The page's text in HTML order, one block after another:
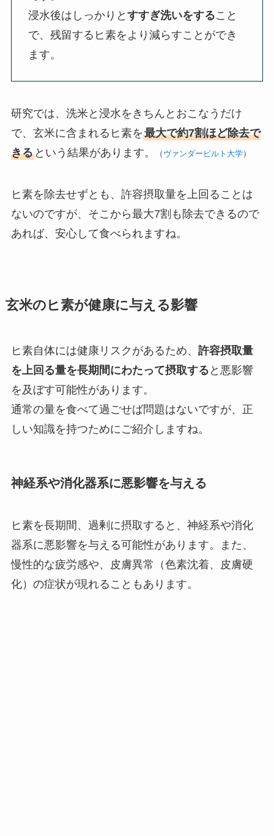
浸水後はしっかりと すすぎ洗いをすること
で、残留するヒ素をより減らすことができ
ます。
研究では、洗米と浸水をきちんとおこなうだけ
で、玄米に含まれるヒ素を最大で約7割ほど除去で
きるという結果があります。 （ ヴァンダービルト大学）
ヒ素を除去せずとも、許容摂取量を上回ることは
ないのですが、そこから最大7割も除去できるので
あれば、安心して食べられますね。
玄米のヒ素が健康に与える影響
ヒ素自体には健康リスクがあるため、 許容摂取量
を上回る量を長期間にわたって摂取する と悪影響
を及ぼす可能性があります。
通常の量を食べて過ごせば問題はないですが、正
しい知識を持つためにご紹介しますね。
神経系や消化器系に悪影響を与える
ヒ素を長期間、過剰に摂取すると、神経系や消化
器系に悪影響を与える可能性があります。また、
慢性的な疲労感や、皮膚異常（色素沈着、皮膚硬
化）の症状が現れることもあります。